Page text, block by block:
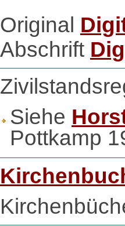
Original
Abschrift
Siehe
Pottkamp